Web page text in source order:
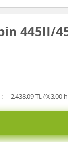
445II/
2.438,09 TL (%3,00